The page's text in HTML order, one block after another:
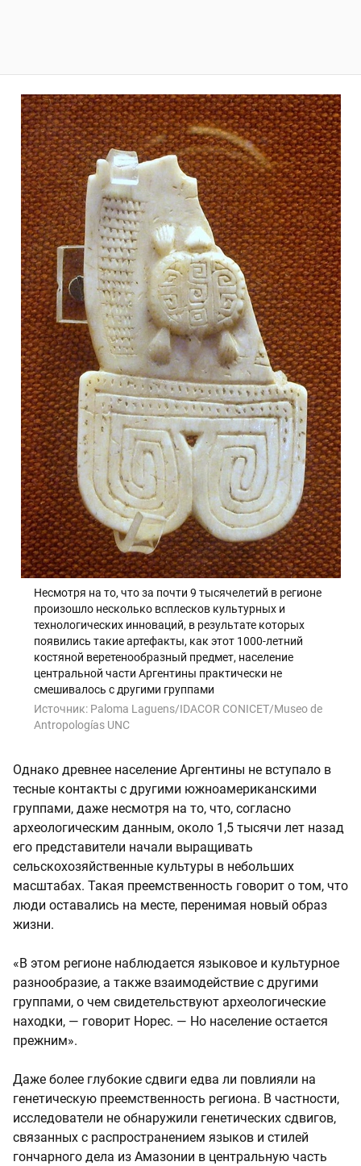
Несмотря на то, что за почти 9 тысячелетий в регионе
произошло несколько всплесков культурных и
технологических инноваций, в результате которых
появились такие артефакты, как этот 1000-летний
костяной веретенообразный предмет, население
центральной части Аргентины практически не
смешивалось с другими группами
Источник: Paloma Laguens/IDACOR CONICET/Museo de
Antropologías UNC
Однако древнее население Аргентины не вступало в
тесные контакты с другими южноамериканскими
группами, даже несмотря на то, что, согласно
археологическим данным, около 1,5 тысячи лет назад
его представители начали выращивать
сельскохозяйственные культуры в небольших
масштабах. Такая преемственность говорит о том, что
люди оставались на месте, перенимая новый образ
жизни.
«В этом регионе наблюдается языковое и культурное
разнообразие, а также взаимодействие с другими
группами, о чем свидетельствуют археологические
находки, — говорит Норес. — Но население остается
прежним».
Даже более глубокие сдвиги едва ли повлияли на
генетическую преемственность региона. В частности,
исследователи не обнаружили генетических сдвигов,
связанных с распространением языков и стилей
гончарного дела из Амазонии в центральную часть